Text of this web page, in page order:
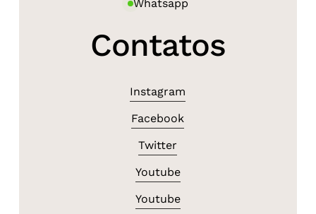
Whatsapp
Contatos
Instagram
Facebook
Twitter
Youtube
Youtube